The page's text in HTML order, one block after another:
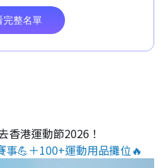
香港運動節2026！
💪＋100+運動用品攤位🔥